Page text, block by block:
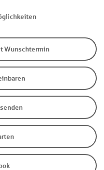
Wunschtermin